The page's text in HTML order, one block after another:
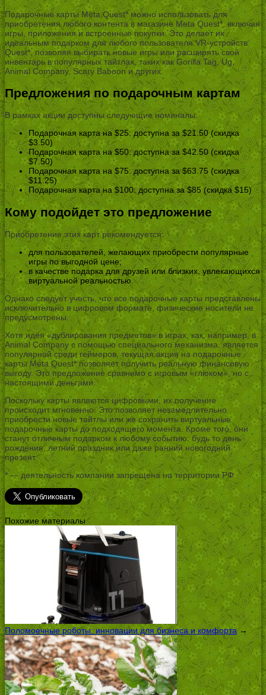
Подарочные карты Meta Quest* можно использовать для
приобретения любого контента в магазине Meta Quest*, включая
игры, приложения и встроенные покупки. Это делает их
идеальным подарком для любого пользователя VR-устройств
Quest*, позволяя выбирать новые игры или расширять свой
инвентарь в популярных тайтлах, таких как Gorilla Tag, Ug,
Animal Company, Scary Baboon и других.
Предложения по подарочным картам
В рамках акции доступны следующие номиналы:
Подарочная карта на $25: доступна за $21.50 (скидка
$3.50)
Подарочная карта на $50: доступна за $42.50 (скидка
$7.50)
Подарочная карта на $75: доступна за $63.75 (скидка
$11.25)
Подарочная карта на $100: доступна за $85 (скидка $15)
Кому подойдет это предложение
Приобретение этих карт рекомендуется:
для пользователей, желающих приобрести популярные
игры по выгодной цене;
в качестве подарка для друзей или близких, увлекающихся
виртуальной реальностью.
Однако следует учесть, что все подарочные карты представлены
исключительно в цифровом формате, физические носители не
предусмотрены.
Хотя идея «дублирования предметов» в играх, как, например, в
Animal Company с помощью специального механизма, является
популярной среди геймеров, текущая акция на подарочные
карты Meta Quest* позволяет получить реальную финансовую
выгоду. Это предложение сравнимо с игровым «глюком», но с
настоящими деньгами.
Поскольку карты являются цифровыми, их получение
происходит мгновенно. Это позволяет незамедлительно
приобрести новые тайтлы или же сохранить виртуальные
подарочные карты до подходящего момента. Кроме того, они
станут отличным подарком к любому событию: будь то день
рождения, летний праздник или даже ранний новогодний
презент.
* — деятельность компании запрещена на территории РФ
Похожие материалы
Поломоечные роботы: инновации для бизнеса и комфорта →